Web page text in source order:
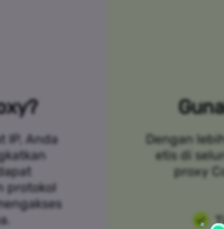
IP, Anda
protokol
Dengan
etis di
proxy